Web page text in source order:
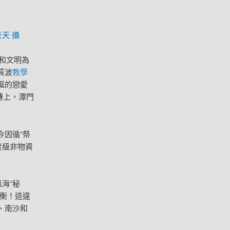
天 攝
文明為
波教學
的戀愛
上，潭門
因循“祭
級非物資
“秘
！這違
南沙和